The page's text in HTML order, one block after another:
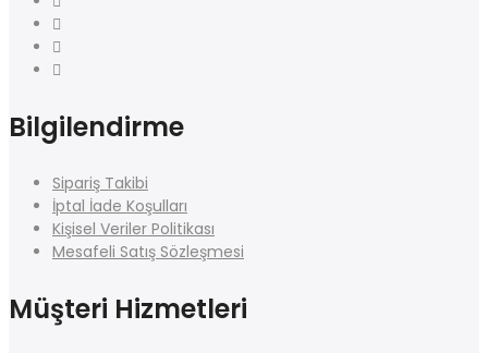
Bilgilendirme
Sipariş Takibi
İptal İade Koşulları
Kişisel Veriler Politikası
Mesafeli Satış Sözleşmesi
Müşteri Hizmetleri